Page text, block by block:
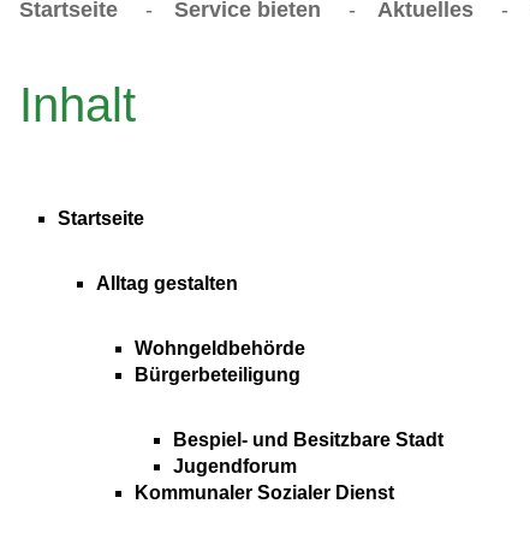
Startseite - Service bieten - Aktuelles -
Inhalt
Startseite
Alltag gestalten
Wohngeldbehörde
Bürgerbeteiligung
Bespiel- und Besitzbare Stadt
Jugendforum
Kommunaler Sozialer Dienst